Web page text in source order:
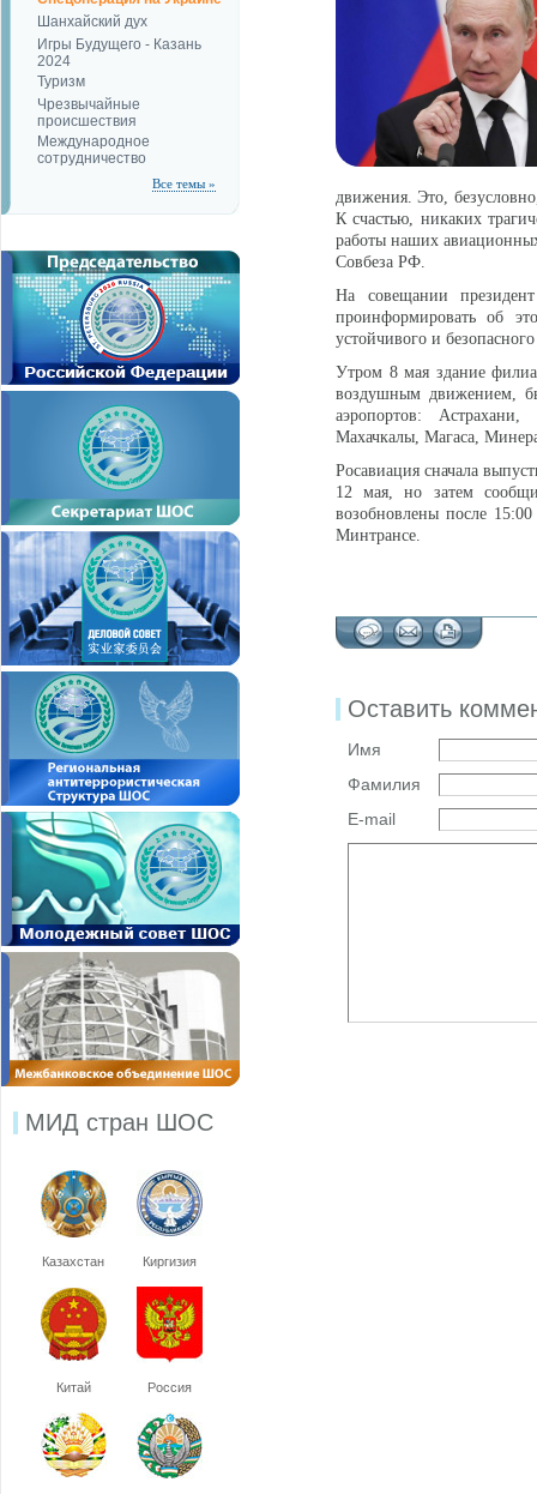
Шанхайский дух
Игры Будущего - Казань
2024
Туризм
Чрезвычайные
происшествия
Международное
сотрудничество
Все темы »
МИД стран ШОС
Казахстан Киргизия
Китай Россия
движения. Это,
К счастью, никаких
работы наших
Совбеза РФ.
На совещании
проинформировать об
устойчивого и
Утром 8 мая здание
воздушным движением,
аэропортов: Астрахани,
Махачкалы, Магаса,
Росавиация сначала
12 мая, но затем
возобновлены после
Минтрансе.
Оставить
Имя
Фамилия
E-mail